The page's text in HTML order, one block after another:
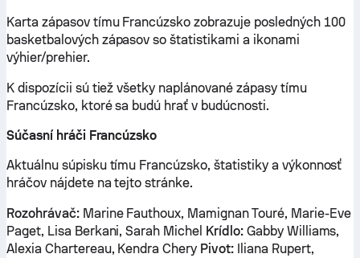
Karta zápasov tímu Francúzsko zobrazuje posledných 100
basketbalových zápasov so štatistikami a ikonami
výhier/prehier.
K dispozícii sú tiež všetky naplánované zápasy tímu
Francúzsko, ktoré sa budú hrať v budúcnosti.
Súčasní hráči Francúzsko
Aktuálnu súpisku tímu Francúzsko, štatistiky a výkonnosť
hráčov nájdete na tejto stránke.
Rozohrávač:Marine Fauthoux, Mamignan Touré, Marie-Eve
Paget, Lisa Berkani, Sarah Michel Krídlo:Gabby Williams,
Alexia Chartereau, Kendra Chery Pivot:Iliana Rupert,